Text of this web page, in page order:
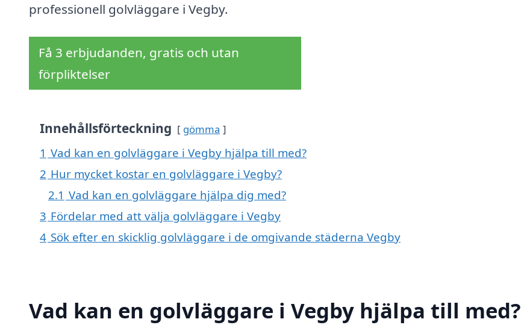
professionell golvläggare i Vegby.
Få 3 erbjudanden, gratis och utan
förpliktelser
Innehållsförteckning gömma
1 Vad kan en golvläggare i Vegby hjälpa till med?
2 Hur mycket kostar en golvläggare i Vegby?
2.1 Vad kan en golvläggare hjälpa dig med?
3 Fördelar med att välja golvläggare i Vegby
4 Sök efter en skicklig golvläggare i de omgivande städerna Vegby
Vad kan en golvläggare i Vegby hjälpa till med?